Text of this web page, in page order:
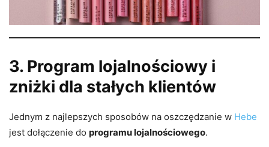
3. Program lojalnościowy i
zniżki dla stałych klientów
Jednym z najlepszych sposobów na oszczędzanie w Hebe
jest dołączenie do programu lojalnościowego.